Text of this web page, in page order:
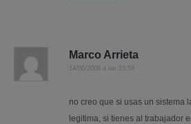
Marco Arrieta
14/06/2009 a las 15:59
no creo que si usas un sistema
legitima, si tienes al trabajador